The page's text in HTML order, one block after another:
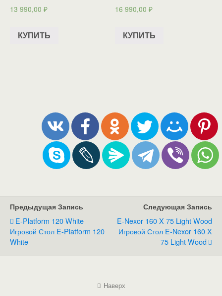
13 990,00 ₽
КУПИТЬ
16 990,00₽
КУПИТЬ
Предыдущая Запись
E-Platform 120 White
Игровой Стол E-Platform 120
White
Следующая Запись
E-Nexor 160 X 75 Light Wood
Игровой Стол E-Nexor 160 X
75 Light Wood
Наверх